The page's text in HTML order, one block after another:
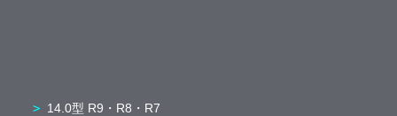
14.0型 R9・R8・R7